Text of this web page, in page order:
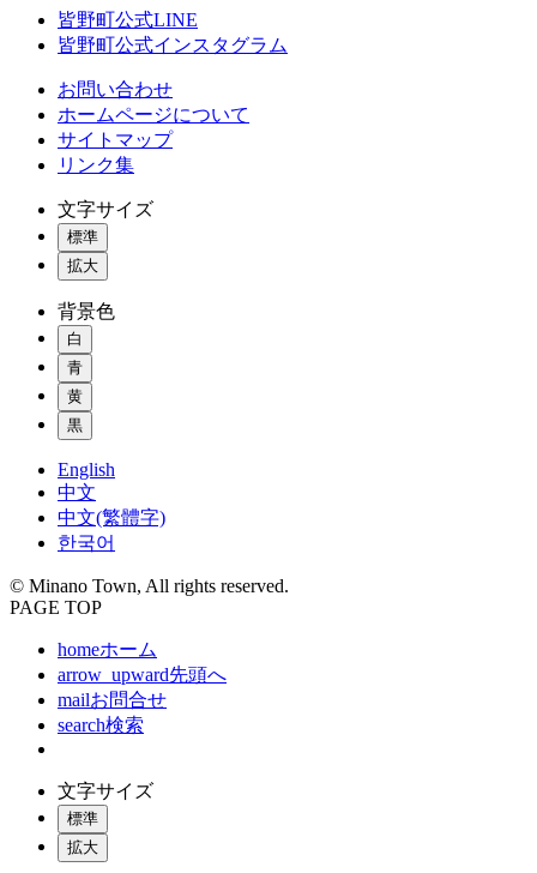
皆野町公式LINE
皆野町公式インスタグラム
お問い合わせ
ホームページについて
サイトマップ
リンク集
文字サイズ
標準
拡大
背景色
白
青
黄
黒
English
中文
中文(繁體字)
한국어
© Minano Town, All rights reserved.
PAGE TOP
homeホーム
arrow_upward先頭へ
mailお問合せ
search検索
文字サイズ
標準
拡大